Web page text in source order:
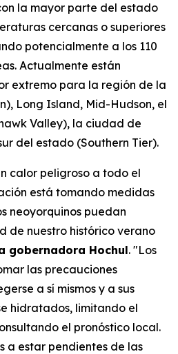
la mayor parte del estado
cercanas o superiores
potencialmente a los 110
Actualmente están
extremo para la región de la
Long Island, Mid-Hudson, el
Valley), la ciudad de
del estado (Southern Tier).
calor peligroso a todo el
está tomando medidas
neoyorquinos puedan
de nuestro histórico verano
gobernadora Hochul. "Los
las precauciones
a sí mismos y a sus
hidratados, limitando el
el pronóstico local.
a estar pendientes de las